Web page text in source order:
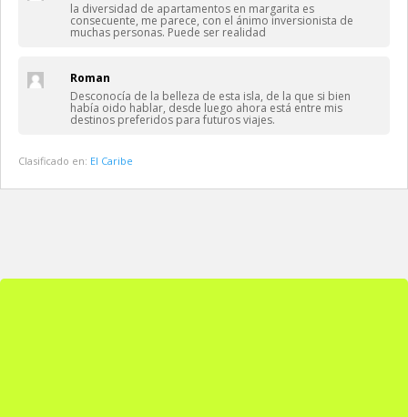
la diversidad de apartamentos en margarita es
consecuente, me parece, con el ánimo inversionista de
muchas personas. Puede ser realidad
Roman
Desconocía de la belleza de esta isla, de la que si bien
había oido hablar, desde luego ahora está entre mis
destinos preferidos para futuros viajes.
Clasificado en: El Caribe